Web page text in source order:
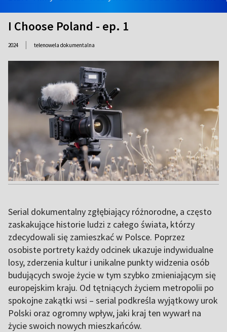
I Choose Poland - ep. 1
2024 | telenowela dokumentalna
Serial dokumentalny zgłębiający różnorodne, a często
zaskakujące historie ludzi z całego świata, którzy
zdecydowali się zamieszkać w Polsce. Poprzez
osobiste portrety każdy odcinek ukazuje indywidualne
losy, zderzenia kultur i unikalne punkty widzenia osób
budujących swoje życie w tym szybko zmieniającym się
europejskim kraju. Od tętniących życiem metropolii po
spokojne zakątki wsi – serial podkreśla wyjątkowy urok
Polski oraz ogromny wpływ, jaki kraj ten wywarł na
życie swoich nowych mieszkańców.